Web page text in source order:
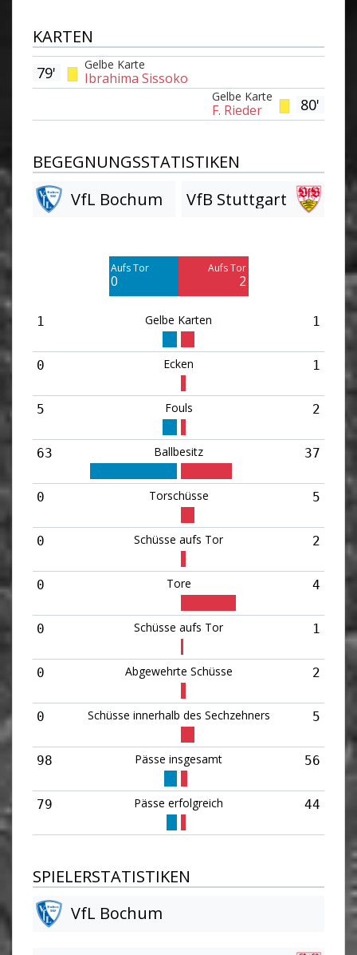
KARTEN
Gelbe Karte
Ibrahima Sissoko
79'
80'
Gelbe Karte
F. Rieder
BEGEGNUNGSSTATISTIKEN
VfL Bochum
VfB Stuttgart
Aufs Tor
0
Aufs Tor
2
1 Gelbe Karten 1
0 Ecken 1
5 Fouls 2
63 Ballbesitz 37
0 Torschüsse 5
0 Schüsse aufs Tor 2
0 Tore 4
0 Schüsse aufs Tor 1
0 Abgewehrte Schüsse 2
0 Schüsse innerhalb des Sechzehners 5
98 Pässe insgesamt 56
79 Pässe erfolgreich 44
SPIELERSTATISTIKEN
VfL Bochum